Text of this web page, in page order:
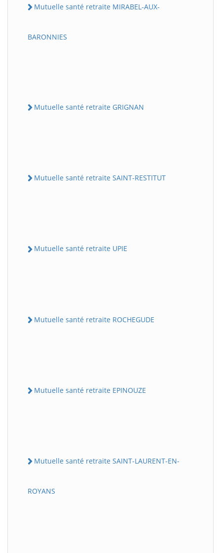
Mutuelle santé retraite MIRABEL-AUX-
BARONNIES
Mutuelle santé retraite GRIGNAN
Mutuelle santé retraite SAINT-RESTITUT
Mutuelle santé retraite UPIE
Mutuelle santé retraite ROCHEGUDE
Mutuelle santé retraite EPINOUZE
Mutuelle santé retraite SAINT-LAURENT-EN-
ROYANS